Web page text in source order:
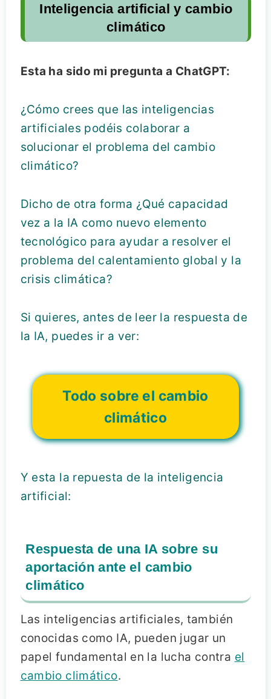
Inteligencia artificial y cambio
climático
Esta ha sido mi pregunta a ChatGPT:
¿Cómo crees que las inteligencias
artificiales podéis colaborar a
solucionar el problema del cambio
climático?
Dicho de otra forma ¿Qué capacidad
vez a la IA como nuevo elemento
tecnológico para ayudar a resolver el
problema del calentamiento global y la
crisis climática?
Si quieres, antes de leer la respuesta de
la IA, puedes ir a ver:
Todo sobre el cambio
climático
Y esta la repuesta de la inteligencia
artificial:
Respuesta de una IA sobre su
aportación ante el cambio
climático
Las inteligencias artificiales, también
conocidas como IA, pueden jugar un
papel fundamental en la lucha contra el
cambio climático.